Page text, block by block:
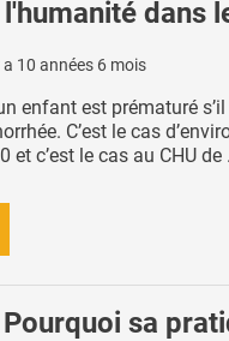
dans
a 10 années 6 mois
enfant est prématuré
C’est le cas
et c’est le cas au CHU de
Pourquoi sa